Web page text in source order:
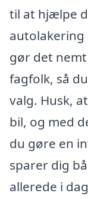
til at hjælpe
gør det
fagfolk, så
valg. Husk,
bil, og med
du gøre en
sparer dig
allerede i